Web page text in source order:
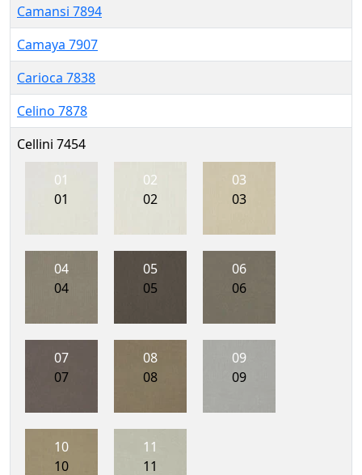
Camansi 7894
Camaya 7907
Carioca 7838
Celino 7878
Cellini 7454
01
01
02
02
03
03
04
04
05
05
06
06
07
07
08
08
09
09
10
10
11
11